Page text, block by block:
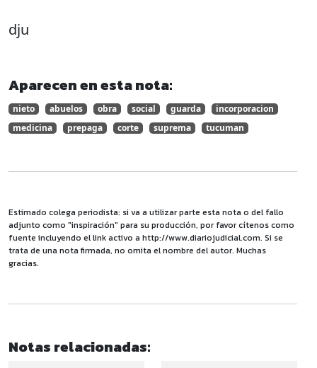
dju
Aparecen en esta nota:
nieto abuelos obra social guarda
incorporacion
medicina
prepaga corte suprema tucuman
Estimado colega periodista: si va a utilizar parte esta nota o del fallo
adjunto como "inspiración" para su producción, por favor cítenos como
fuente incluyendo el link activo a http://www.diariojudicial.com. Si se
trata de una nota firmada, no omita el nombre del autor. Muchas
gracias.
Notas relacionadas: